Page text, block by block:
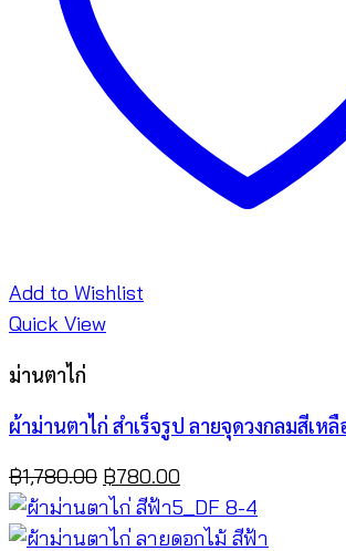
Add to Wishlist
Quick View
ม่านตาไก่
ผ้าม่านตาไก่ สำเร็จรูป ลายจุดวงกลมสีเหลื
฿1,780.00 Original
price
was:
฿780.00
price
is: